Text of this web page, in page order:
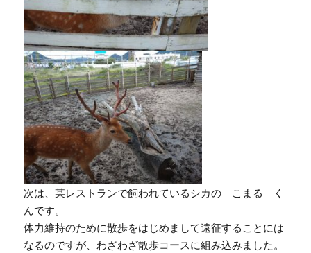
次は、某レストランで飼われているシカの こまる く
んです。
体力維持のために散歩をはじめまして遠征することには
なるのですが、わざわざ散歩コースに組み込みました。